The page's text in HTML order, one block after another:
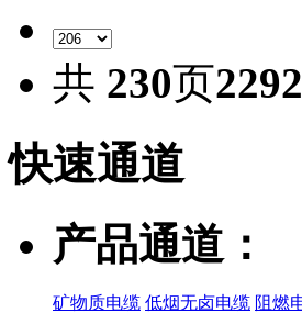
共 230页2292
快速通道
产品通道：
矿物质电缆 低烟无卤电缆 阻燃